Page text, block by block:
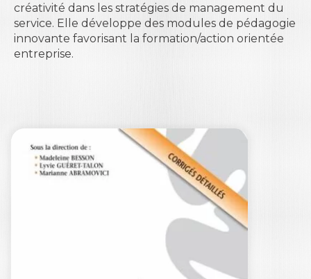
créativité dans les stratégies de management du
service. Elle développe des modules de pédagogie
innovante favorisant la formation/action orientée
entreprise.